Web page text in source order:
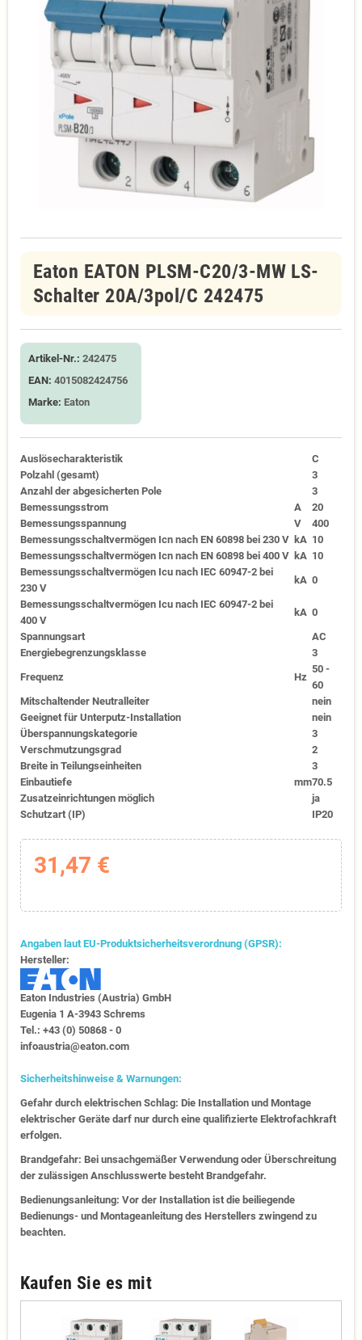
Eaton EATON PLSM-C20/3-MW LS-
Schalter 20A/3pol/C 242475
Artikel-Nr.: 242475
EAN: 4015082424756
Marke: Eaton
Auslösecharakteristik
C
Polzahl (gesamt)
3
Anzahl der abgesicherten Pole
3
Bemessungsstrom
A
20
Bemessungsspannung
V
400
Bemessungsschaltvermögen Icn nach EN 60898 bei 230 V kA 10
Bemessungsschaltvermögen Icn nach EN 60898 bei 400 V kA 10
Bemessungsschaltvermögen Icu nach IEC 60947-2 bei
230 V
kA 0
Bemessungsschaltvermögen Icu nach IEC 60947-2 bei
400 V
kA 0
Spannungsart
AC
Energiebegrenzungsklasse
3
Frequenz
Hz
50 -
60
Mitschaltender Neutralleiter
nein
Geeignet für Unterputz-Installation
nein
Überspannungskategorie
3
Verschmutzungsgrad
2
Breite in Teilungseinheiten
3
Einbautiefe
mm70.5
Zusatzeinrichtungen möglich
ja
Schutzart (IP)
IP20
31,47 €
Angaben laut EU-Produktsicherheitsverordnung (GPSR):
Hersteller:
Eaton Industries (Austria) GmbH
Eugenia 1​ A-3943 Schrems
Tel.: +43 (0) 50868 - 0​
infoaustria@eaton.com
Sicherheitshinweise & Warnungen:
Gefahr durch elektrischen Schlag: Die Installation und Montage
elektrischer Geräte darf nur durch eine qualifizierte Elektrofachkraft
erfolgen.
Brandgefahr: Bei unsachgemäßer Verwendung oder Überschreitung
der zulässigen Anschlusswerte besteht Brandgefahr.
Bedienungsanleitung: Vor der Installation ist die beiliegende
Bedienungs- und Montageanleitung des Herstellers zwingend zu
beachten.
Kaufen Sie es mit